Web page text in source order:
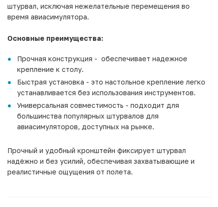
штурвал, исключая нежелательные перемещения во
время авиасимулятора.
Основные преимущества:
Прочная конструкция - обеспечивает надежное
крепление к столу.
Быстрая установка - это настольное крепление легко
устанавливается без использования инструментов.
Универсальная совместимость - подходит для
большинства популярных штурвалов для
авиасимуляторов, доступных на рынке.
Прочный и удобный кронштейн фиксирует штурвал
надёжно и без усилий, обеспечивая захватывающие и
реалистичные ощущения от полета.